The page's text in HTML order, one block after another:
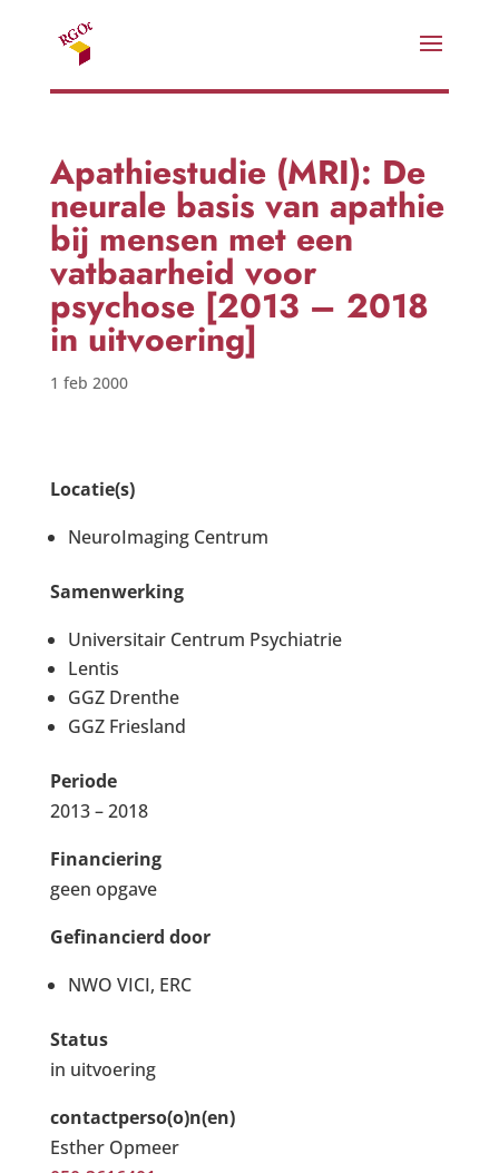
Apathiestudie (MRI): De
neurale basis van apathie
bij mensen met een
vatbaarheid voor
psychose [2013 – 2018
in uitvoering]
1 feb 2000
Locatie(s)
NeuroImaging Centrum
Samenwerking
Universitair Centrum Psychiatrie
Lentis
GGZ Drenthe
GGZ Friesland
Periode
2013 – 2018
Financiering
geen opgave
Gefinancierd door
NWO VICI, ERC
Status
in uitvoering
contactperso(o)n(en)
Esther Opmeer